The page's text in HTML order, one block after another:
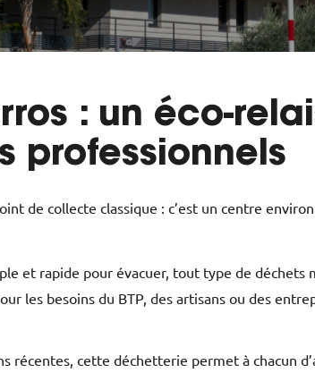
: un éco-
professionnels
de collecte classique : c’est un centre
et rapide pour évacuer, tout type de déchets
les besoins du BTP, des artisans ou des
récentes, cette déchetterie permet à chacun